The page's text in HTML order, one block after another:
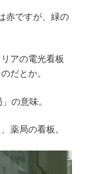
赤ですが、緑の
アの電光看板
だとか。
の意味。
薬局の看板。